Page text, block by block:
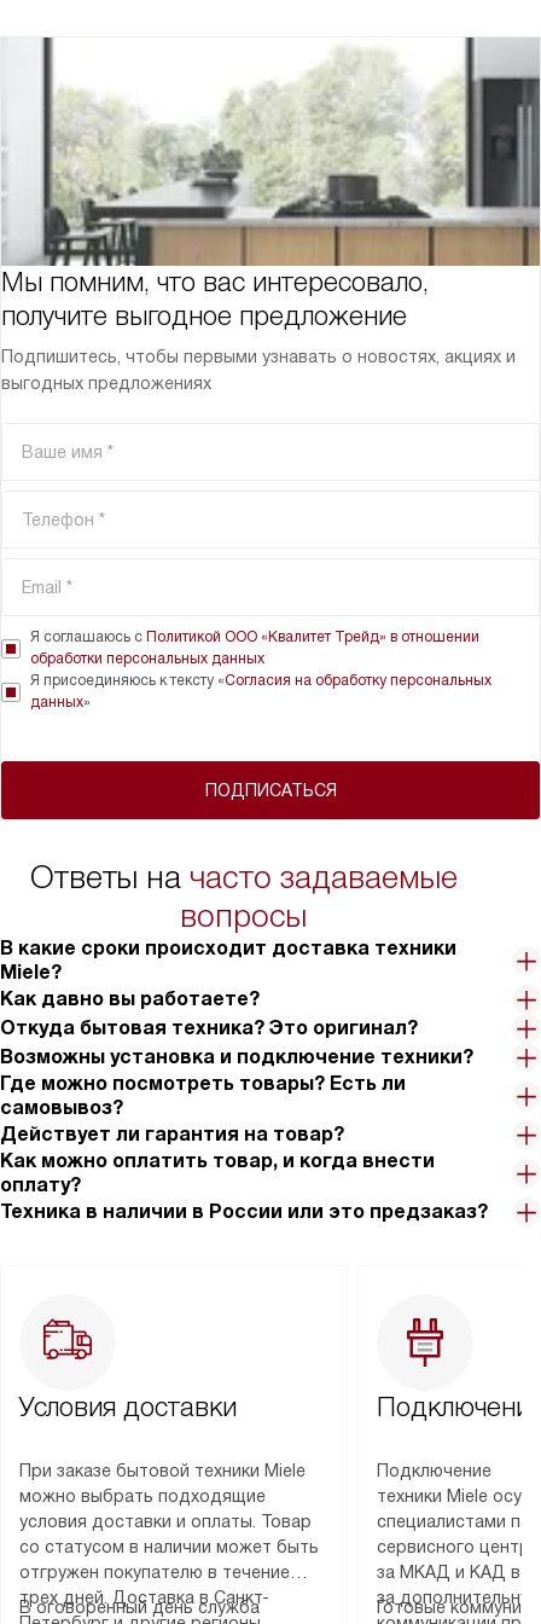
Мы помним, что вас интересовало,
получите выгодное предложение
Подпишитесь, чтобы первыми узнавать о новостях, акциях и
выгодных предложениях
ПОДПИСАТЬСЯ
Я соглашаюсь с Политикой ООО «Квалитет Трейд» в отношении
обработки персональных данных
Я присоединяюсь к тексту «Согласия на обработку персональных
данных»
Ответы на часто задаваемые
вопросы
В какие сроки происходит доставка техники
Miele?
Как давно вы работаете?
Откуда бытовая техника? Это оригинал?
Возможны установка и подключение техники?
Где можно посмотреть товары? Есть ли
самовывоз?
Действует ли гарантия на товар?
Как можно оплатить товар, и когда внести
оплату?
Техника в наличии в России или это предзаказ?
Условия доставки
При заказе бытовой техники Miele
можно выбрать подходящие
условия доставки и оплаты. Товар
со статусом в наличии может быть
отгружен покупателю в течение
трех дней. Доставка в Санкт-
В оговоренный день служба
Подключение
техники Miele
специалистами
сервисного
за МКАД и КАД
за
Готовые